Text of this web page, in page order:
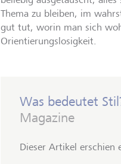
Thema zu bleiben, im
gut tut, worin man sich
Orientierungslosigkeit.
Was bedeutet
Magazine
Dieser Artikel erschien